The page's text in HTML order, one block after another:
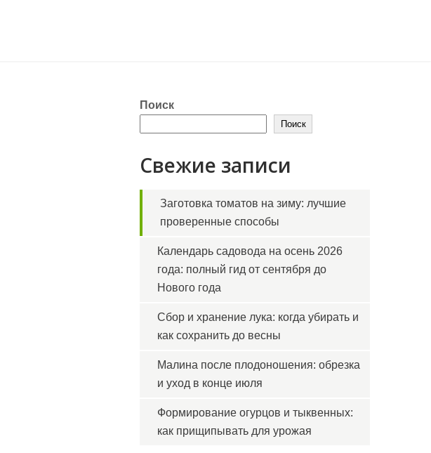
Поиск
Поиск
Свежие записи
Заготовка томатов на зиму: лучшие
проверенные способы
Календарь садовода на осень 2026
года: полный гид от сентября до
Нового года
Сбор и хранение лука: когда убирать и
как сохранить до весны
Малина после плодоношения: обрезка
и уход в конце июля
Формирование огурцов и тыквенных:
как прищипывать для урожая